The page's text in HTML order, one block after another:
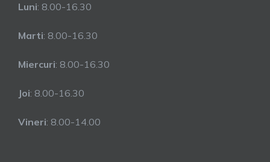
Luni: 8.00-16.30
Marti: 8.00-16.30
Miercuri: 8.00-16.30
Joi: 8.00-16.30
Vineri: 8.00-14.00